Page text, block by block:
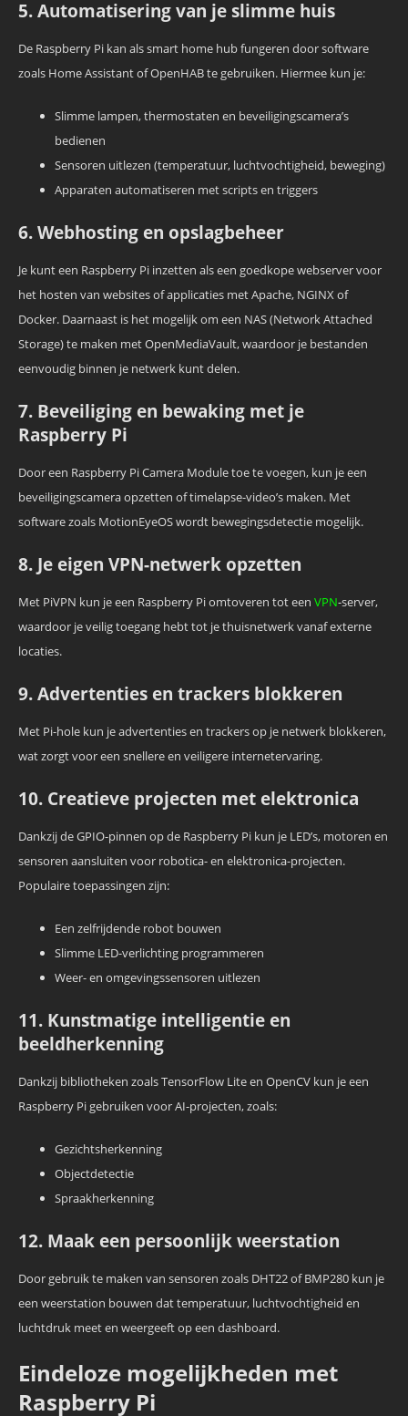
5. Automatisering van je slimme huis
De Raspberry Pi kan als smart home hub fungeren door software
zoals Home Assistant of OpenHAB te gebruiken. Hiermee kun je:
Slimme lampen, thermostaten en beveiligingscamera’s
bedienen
Sensoren uitlezen (temperatuur, luchtvochtigheid, beweging)
Apparaten automatiseren met scripts en triggers
6. Webhosting en opslagbeheer
Je kunt een Raspberry Pi inzetten als een goedkope webserver voor
het hosten van websites of applicaties met Apache, NGINX of
Docker. Daarnaast is het mogelijk om een NAS (Network Attached
Storage) te maken met OpenMediaVault, waardoor je bestanden
eenvoudig binnen je netwerk kunt delen.
7. Beveiliging en bewaking met je
Raspberry Pi
Door een Raspberry Pi Camera Module toe te voegen, kun je een
beveiligingscamera opzetten of timelapse-video’s maken. Met
software zoals MotionEyeOS wordt bewegingsdetectie mogelijk.
8. Je eigen VPN-netwerk opzetten
Met PiVPN kun je een Raspberry Pi omtoveren tot een VPN-server,
waardoor je veilig toegang hebt tot je thuisnetwerk vanaf externe
locaties.
9. Advertenties en trackers blokkeren
Met Pi-hole kun je advertenties en trackers op je netwerk blokkeren,
wat zorgt voor een snellere en veiligere internetervaring.
10. Creatieve projecten met elektronica
Dankzij de GPIO-pinnen op de Raspberry Pi kun je LED’s, motoren en
sensoren aansluiten voor robotica- en elektronica-projecten.
Populaire toepassingen zijn:
Een zelfrijdende robot bouwen
Slimme LED-verlichting programmeren
Weer- en omgevingssensoren uitlezen
11. Kunstmatige intelligentie en
beeldherkenning
Dankzij bibliotheken zoals TensorFlow Lite en OpenCV kun je een
Raspberry Pi gebruiken voor AI-projecten, zoals:
Gezichtsherkenning
Objectdetectie
Spraakherkenning
12. Maak een persoonlijk weerstation
Door gebruik te maken van sensoren zoals DHT22 of BMP280 kun je
een weerstation bouwen dat temperatuur, luchtvochtigheid en
luchtdruk meet en weergeeft op een dashboard.
Eindeloze mogelijkheden met
Raspberry Pi